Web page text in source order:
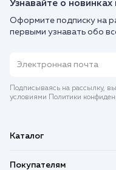
Узнавайте о
Оформите подписку на
первыми узнавать обо
Подписываясь на рассылку,
условиями Политики
Каталог
Покупателям